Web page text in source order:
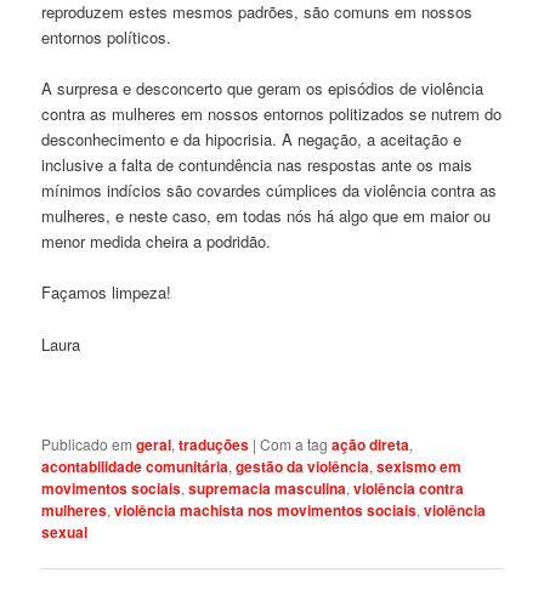
reproduzem estes mesmos padrões, são comuns em nossos
entornos políticos.
A surpresa e desconcerto que geram os episódios de violência
contra as mulheres em nossos entornos politizados se nutrem do
desconhecimento e da hipocrisia. A negação, a aceitação e
inclusive a falta de contundência nas respostas ante os mais
mínimos indícios são covardes cúmplices da violência contra as
mulheres, e neste caso, em todas nós há algo que em maior ou
menor medida cheira a podridão.
Façamos limpeza!
Laura
Publicado em geral,traduções |Com a tagação direta,
acontabilidade comunitária,gestão da violência,sexismo em
movimentos sociais,supremacia masculina,violência contra
mulheres,violência machista nos movimentos sociais,violência
sexual